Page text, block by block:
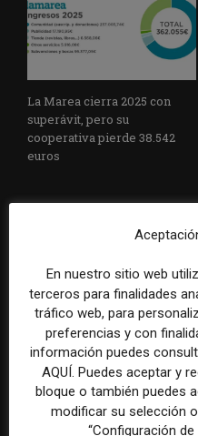
La Marea cierra 2025 con
superávit, pero su
cooperativa pierde 38.542
euros
Radio Televisión Madrid
establece un sistema de
control para el uso de la
inteligencia artificial
En nuestro sitio web
terceros para finalidades
tráfico web, para
preferencias y con
información puedes
AQUÍ. Puedes aceptar y
bloque o también puedes
modificar su selección
“Configuración de